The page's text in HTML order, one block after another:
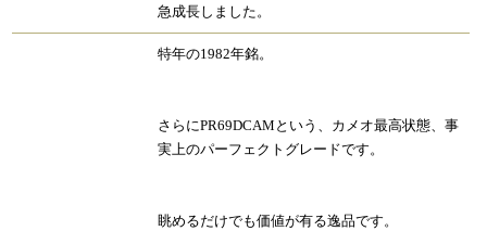
急成長しました。
特年の1982年銘。
さらにPR69DCAMという、カメオ最高状態、事
実上のパーフェクトグレードです。
眺めるだけでも価値が有る逸品です。